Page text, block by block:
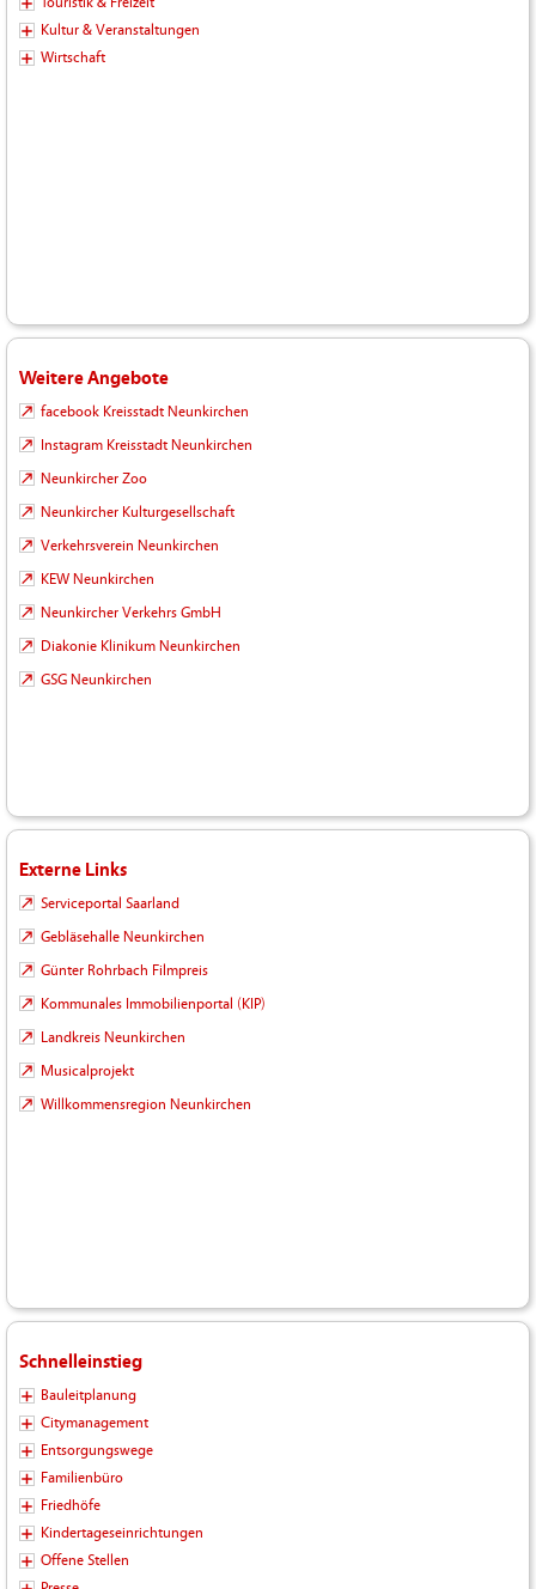
Kultur & Veranstaltungen
Wirtschaft
Weitere Angebote
facebook Kreisstadt Neunkirchen
Instagram Kreisstadt Neunkirchen
Neunkircher Zoo
Neunkircher Kulturgesellschaft
Verkehrsverein Neunkirchen
KEW Neunkirchen
Neunkircher Verkehrs GmbH
Diakonie Klinikum Neunkirchen
GSG Neunkirchen
Externe Links
Serviceportal Saarland
Gebläsehalle Neunkirchen
Günter Rohrbach Filmpreis
Kommunales Immobilienportal (KIP)
Landkreis Neunkirchen
Musicalprojekt
Willkommensregion Neunkirchen
Schnelleinstieg
Bauleitplanung
Citymanagement
Entsorgungswege
Familienbüro
Friedhöfe
Kindertageseinrichtungen
Offene Stellen